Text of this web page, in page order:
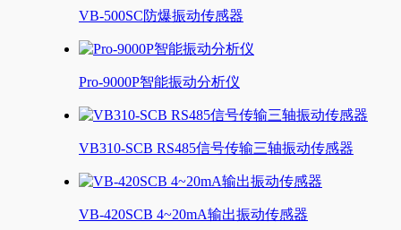
VB-500SC防爆振动传感器
Pro-9000P智能振动分析仪
VB310-SCB RS485信号传输三轴振动传感器
VB-420SCB 4~20mA输出振动传感器